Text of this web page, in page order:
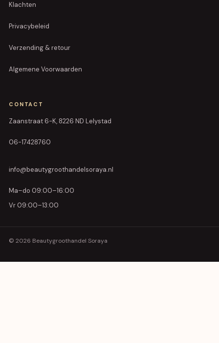
Klachten
Privacybeleid
Verzending & retour
Algemene Voorwaarden
CONTACT
Zaanstraat 6-K, 8226 ND Lelystad
06-17428760
info@beautygroothandelsoraya.nl
Ma–do 09:00–16:00
Vr 09:00–13:00
© 2026 Beautygroothandel Soraya